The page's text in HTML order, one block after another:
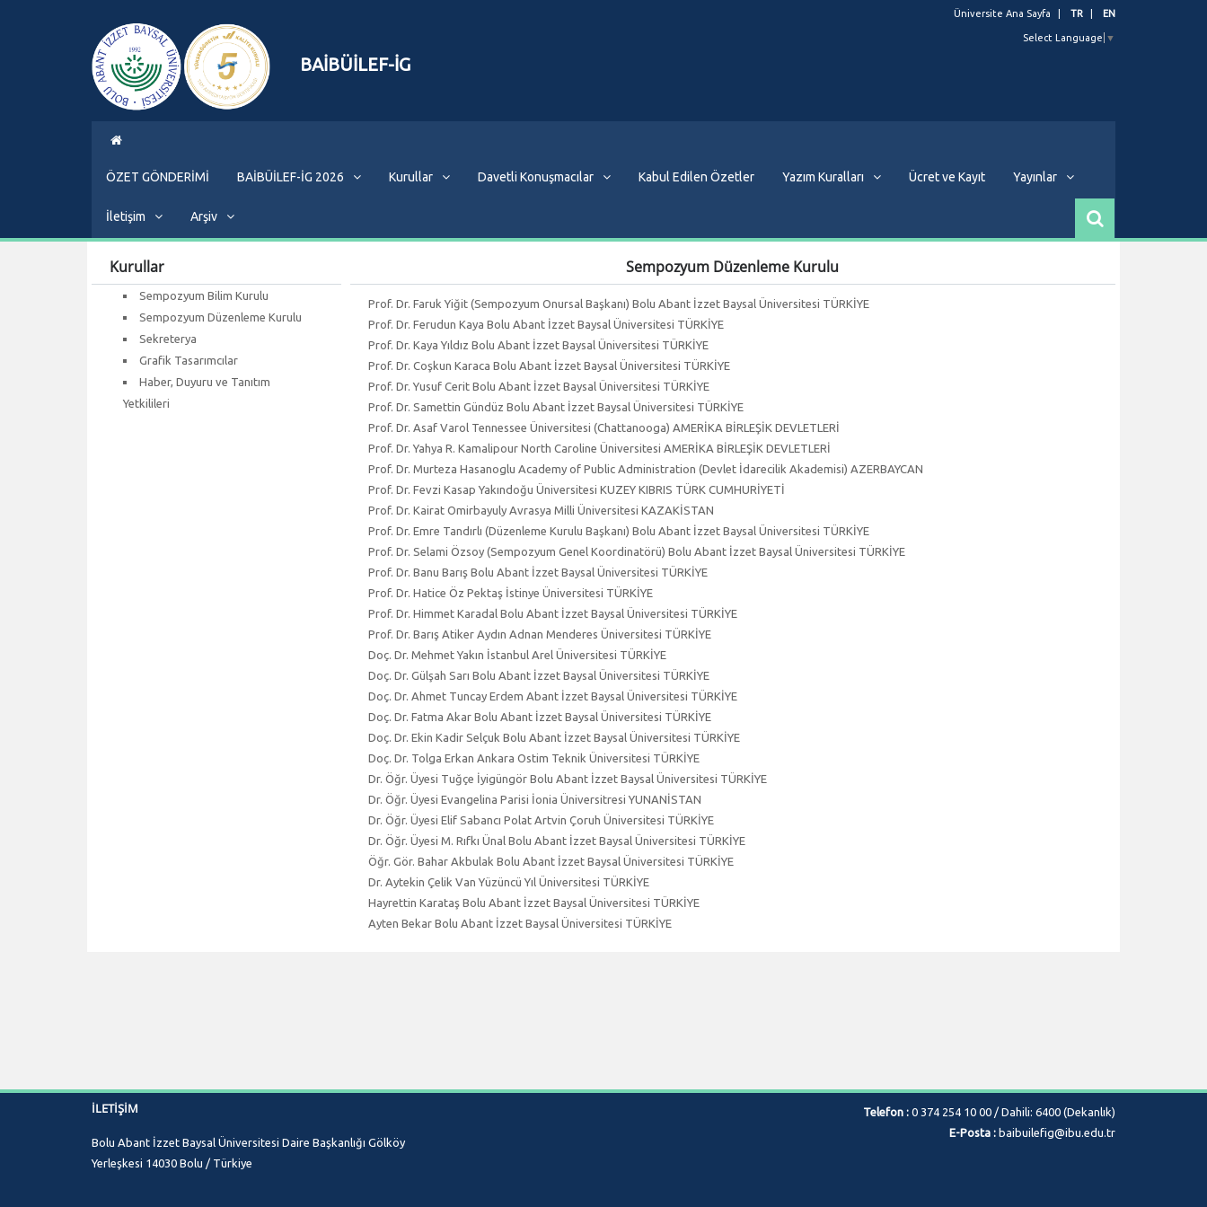
BAİBÜİLEF-İG
Üniversite Ana Sayfa TR EN
Select Language ▼
ÖZET GÖNDERİMİ BAİBÜİLEF-İG 2026 Kurullar Davetli Konuşmacılar Kabul Edilen Özetler Yazım Kuralları Ücret ve Kayıt Yayınlar
İletişim Arşiv
Kurullar
Sempozyum Bilim Kurulu
Sempozyum Düzenleme Kurulu
Sekreterya
Grafik Tasarımcılar
Haber, Duyuru ve Tanıtım
Yetkilileri
Sempozyum Düzenleme Kurulu
Prof. Dr. Faruk Yiğit (Sempozyum Onursal Başkanı) Bolu Abant İzzet Baysal Üniversitesi TÜRKİYE
Prof. Dr. Ferudun Kaya Bolu Abant İzzet Baysal Üniversitesi TÜRKİYE
Prof. Dr. Kaya Yıldız Bolu Abant İzzet Baysal Üniversitesi TÜRKİYE
Prof. Dr. Coşkun Karaca Bolu Abant İzzet Baysal Üniversitesi TÜRKİYE
Prof. Dr. Yusuf Cerit Bolu Abant İzzet Baysal Üniversitesi TÜRKİYE
Prof. Dr. Samettin Gündüz Bolu Abant İzzet Baysal Üniversitesi TÜRKİYE
Prof. Dr. Asaf Varol Tennessee Üniversitesi (Chattanooga) AMERİKA BİRLEŞİK DEVLETLERİ
Prof. Dr. Yahya R. Kamalipour North Caroline Üniversitesi AMERİKA BİRLEŞİK DEVLETLERİ
Prof. Dr. Murteza Hasanoglu Academy of Public Administration (Devlet İdarecilik Akademisi) AZERBAYCAN
Prof. Dr. Fevzi Kasap Yakındoğu Üniversitesi KUZEY KIBRIS TÜRK CUMHURİYETİ
Prof. Dr. Kairat Omirbayuly Avrasya Milli Üniversitesi KAZAKİSTAN
Prof. Dr. Emre Tandırlı (Düzenleme Kurulu Başkanı) Bolu Abant İzzet Baysal Üniversitesi TÜRKİYE
Prof. Dr. Selami Özsoy (Sempozyum Genel Koordinatörü) Bolu Abant İzzet Baysal Üniversitesi TÜRKİYE
Prof. Dr. Banu Barış Bolu Abant İzzet Baysal Üniversitesi TÜRKİYE
Prof. Dr. Hatice Öz Pektaş İstinye Üniversitesi TÜRKİYE
Prof. Dr. Himmet Karadal Bolu Abant İzzet Baysal Üniversitesi TÜRKİYE
Prof. Dr. Barış Atiker Aydın Adnan Menderes Üniversitesi TÜRKİYE
Doç. Dr. Mehmet Yakın İstanbul Arel Üniversitesi TÜRKİYE
Doç. Dr. Gülşah Sarı Bolu Abant İzzet Baysal Üniversitesi TÜRKİYE
Doç. Dr. Ahmet Tuncay Erdem Abant İzzet Baysal Üniversitesi TÜRKİYE
Doç. Dr. Fatma Akar Bolu Abant İzzet Baysal Üniversitesi TÜRKİYE
Doç. Dr. Ekin Kadir Selçuk Bolu Abant İzzet Baysal Üniversitesi TÜRKİYE
Doç. Dr. Tolga Erkan Ankara Ostim Teknik Üniversitesi TÜRKİYE
Dr. Öğr. Üyesi Tuğçe İyigüngör Bolu Abant İzzet Baysal Üniversitesi TÜRKİYE
Dr. Öğr. Üyesi Evangelina Parisi İonia Üniversitresi YUNANİSTAN
Dr. Öğr. Üyesi Elif Sabancı Polat Artvin Çoruh Üniversitesi TÜRKİYE
Dr. Öğr. Üyesi M. Rıfkı Ünal Bolu Abant İzzet Baysal Üniversitesi TÜRKİYE
Öğr. Gör. Bahar Akbulak Bolu Abant İzzet Baysal Üniversitesi TÜRKİYE
Dr. Aytekin Çelik Van Yüzüncü Yıl Üniversitesi TÜRKİYE
Hayrettin Karataş Bolu Abant İzzet Baysal Üniversitesi TÜRKİYE
Ayten Bekar Bolu Abant İzzet Baysal Üniversitesi TÜRKİYE
İLETIŞIM
Bolu Abant İzzet Baysal Üniversitesi Daire Başkanlığı Gölköy
Yerleşkesi 14030 Bolu / Türkiye
Telefon : 0 374 254 10 00 / Dahili: 6400 (Dekanlık)
E-Posta : baibuilefig@ibu.edu.tr